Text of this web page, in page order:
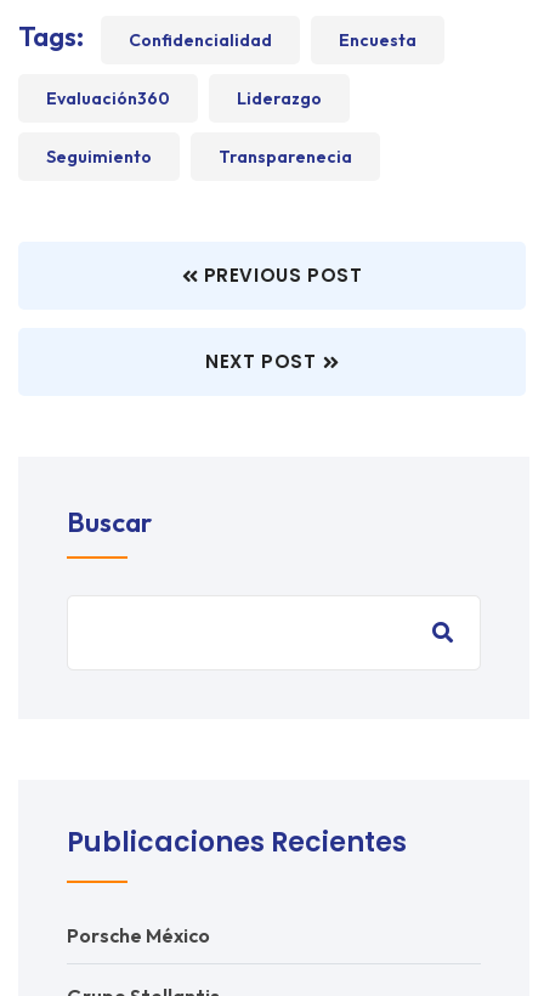
Tags: Confidencialidad Encuesta
Evaluación360 Liderazgo
Seguimiento Transparenecia
PREVIOUS POST
NEXT POST
Buscar
Publicaciones Recientes
Porsche México